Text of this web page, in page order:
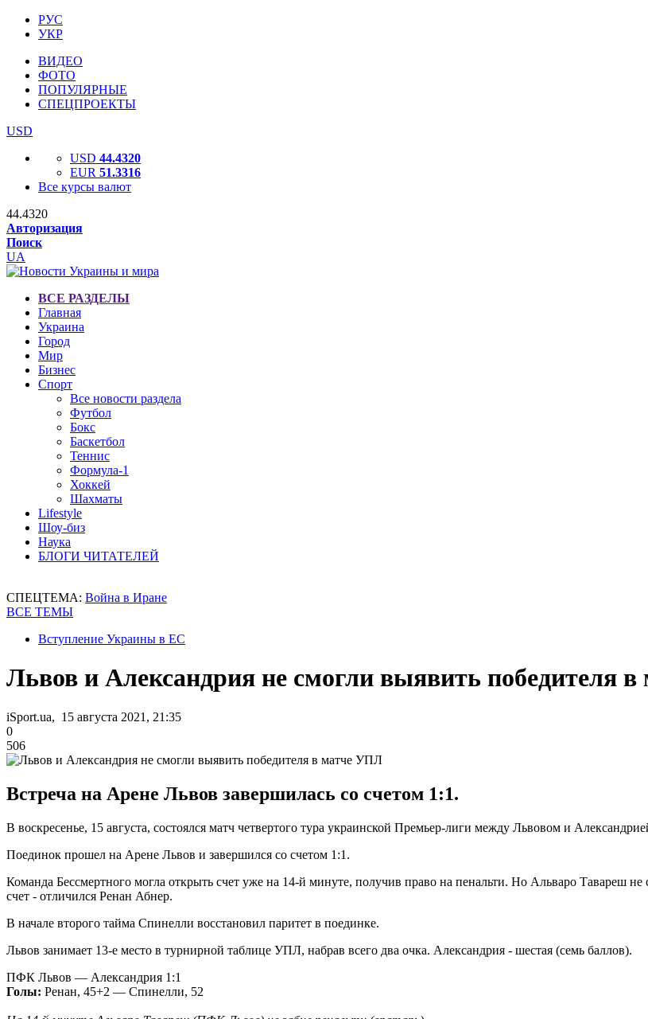
РУС
УКР
ВИДЕО
ФОТО
ПОПУЛЯРНЫЕ
СПЕЦПРОЕКТЫ
USD
USD 44.4320
EUR 51.3316
Все курсы валют
44.4320
Авторизация
Поиск
UA
ВСЕ РАЗДЕЛЫ
Главная
Украина
Город
Мир
Бизнес
Спорт
Все новости раздела
Футбол
Бокс
Баскетбол
Теннис
Формула-1
Хоккей
Шахматы
Lifestyle
Шоу-биз
Наука
БЛОГИ ЧИТАТЕЛЕЙ
СПЕЦТЕМА: Война в Иране
ВСЕ ТЕМЫ
Вступление Украины в ЕС
Львов и Александрия не смогли выявить победителя
iSport.ua, 15 августа 2021, 21:35
0
506
Встреча на Арене Львов завершилась со счетом 1:1.
В воскресенье, 15 августа, состоялся матч четвертого тура украинской Премьер-лиги между Львовом и
Поединок прошел на Арене Львов и завершился со счетом 1:1.
Команда Бессмертного могла открыть счет уже на 14-й минуте, получив право на пенальти. Но Альваро Тавареш
счет - отличился Ренан Абнер.
В начале второго тайма Спинелли восстановил паритет в поединке.
Львов занимает 13-е место в турнирной таблице УПЛ, набрав всего два очка. Александрия - шестая (семь баллов).
ПФК Львов — Александрия 1:1
Голы: Ренан, 45+2 — Спинелли, 52